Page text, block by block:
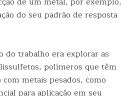
do seu padrão de resposta
do trabalho era explorar as
polímeros que têm
metais pesados, como
para aplicação em seu